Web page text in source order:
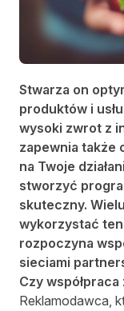
Stwarza on
produktów i
wysoki zwrot z
zapewnia także
na Twoje
stworzyć
skuteczny.
wykorzystać ten
rozpoczyna
sieciami
Czy
Reklamodawca,